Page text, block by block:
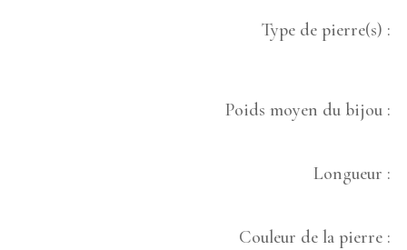
Type de pierre(s) :
Poids moyen du bijou :
Longueur :
Couleur de la pierre :